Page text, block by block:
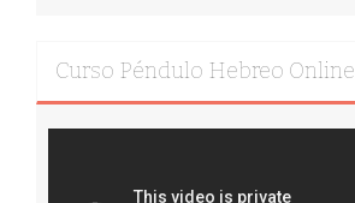
Curso Péndulo Hebreo Online